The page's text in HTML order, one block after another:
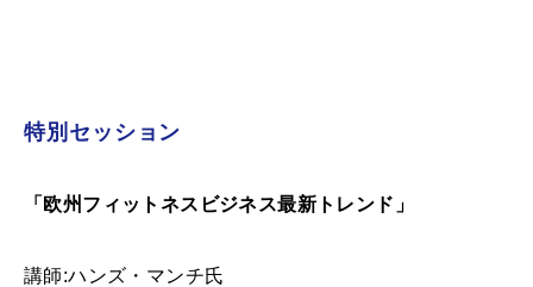
特別セッション
「欧州フィットネスビジネス最新トレンド」
講師:ハンズ・マンチ氏